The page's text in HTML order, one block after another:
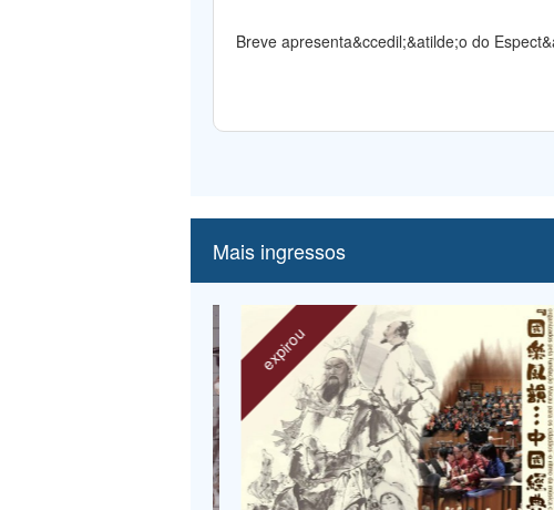
Breve apresenta&ccedil;&atilde;o do
Mais ingressos
expirou